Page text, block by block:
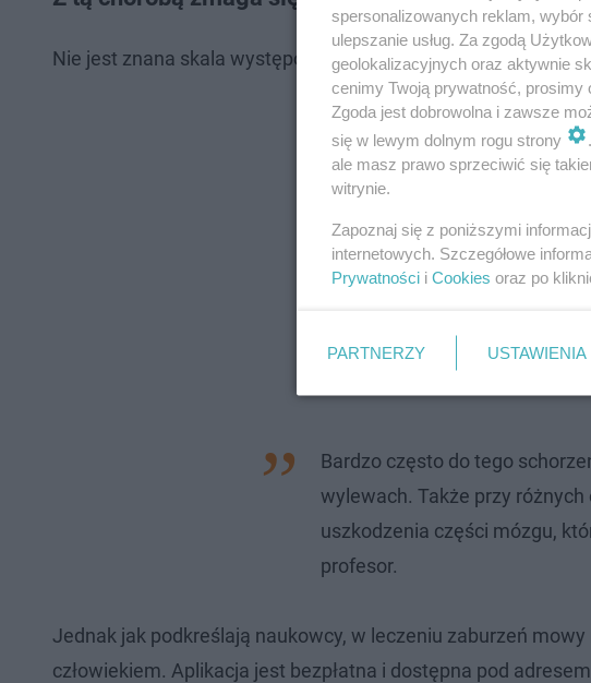
Nie jest znana skala występowania afazji. Jej przyczyny
Bardzo często do tego
wylewach. Także przy
uszkodzenia części mózgu,
profesor.
Jednak jak podkreślają naukowcy, w leczeniu zaburzeń
człowiekiem. Aplikacja jest bezpłatna i dostępna pod adresem
spersonalizowanych reklam, wybór
ulepszanie usług. Za zgodą
geolokalizacyjnych oraz aktywnie
cenimy Twoją prywatność, prosimy
Zgoda jest dobrowolna i zawsze
się w lewym dolnym rogu strony
ale masz prawo sprzeciwić się
witrynie.
Zapoznaj się z poniższymi
internetowych. Szczegółowe
Prywatności i Cookies oraz po
PARTNERZY USTAWIENIA